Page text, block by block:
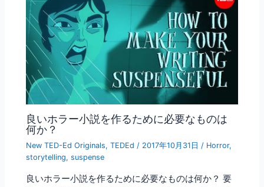
良いホラー小説を作るために必要なものは
何か？
New TED-Ed Originals,TEDEd / 2017年10月31日 / Horror,
storytelling,suspense
良いホラー小説を作るために必要なものは何か？ 要